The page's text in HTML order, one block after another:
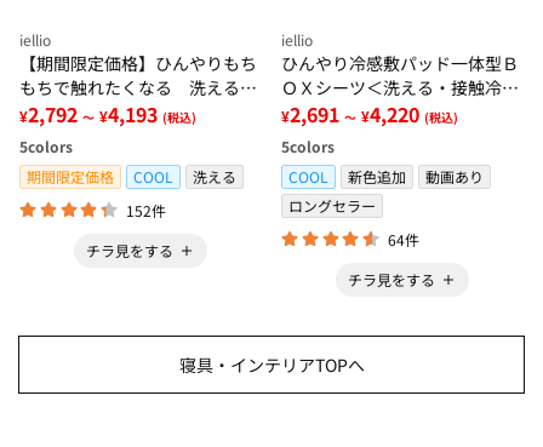
iellio
【期間限定価格】ひんやりもち
もちで触れたくなる 洗えるラ
グ＜低反発・滑りにくい・接触
冷感・防ダニ・カーペット＞
¥2,792 ～ ¥4,193 (税込)
5colors
期間限定価格
COOL
洗える
152件
チラ見をする
iellio
ひんやり冷感敷パッド一体型Ｂ
ＯＸシーツ＜洗える・接触冷
感・抗菌防臭・時短・家事楽・
ボックスシーツ・寝苦しさ対策
＞
¥2,691 ～ ¥4,220 (税込)
5colors
COOL
新色追加
動画あり
ロングセラー
64件
チラ見をする
寝具・インテリアTOPへ